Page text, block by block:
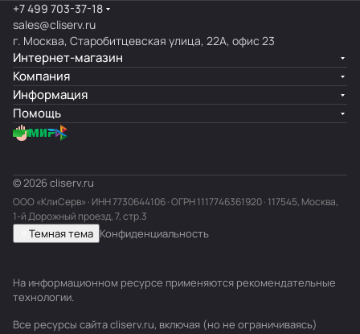
+7 499 703-37-18
sales@cliserv.ru
г. Москва, Старобитцевская улица, 22А, офис 23
Интернет-магазин
Компания
Информация
Помощь
© 2026 cliserv.ru
ООО «КлиСерв» · ИНН7730644106· ОГРН 1117746361920 · 117545, Москва,
1-й Дорожный проезд, 7, стр.3
Темная тема Конфиденциальность
На информационном ресурсе применяются рекомендательные
технологии.
Все ресурсы сайта cliserv.ru, включая (но не ограничиваясь)